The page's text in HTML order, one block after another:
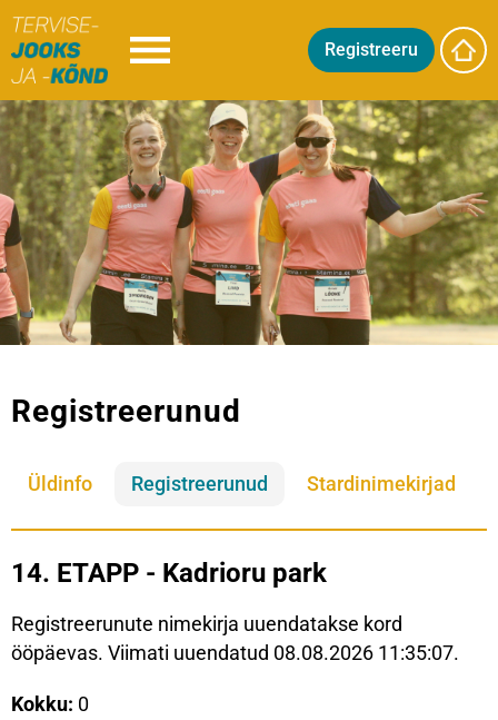
Registreeru
Registreerunud
Üldinfo Registreerunud Stardinimekirjad
14. ETAPP - Kadrioru park
Registreerunute nimekirja uuendatakse kord
ööpäevas. Viimati uuendatud 08.08.2026 11:35:07.
Kokku: 0